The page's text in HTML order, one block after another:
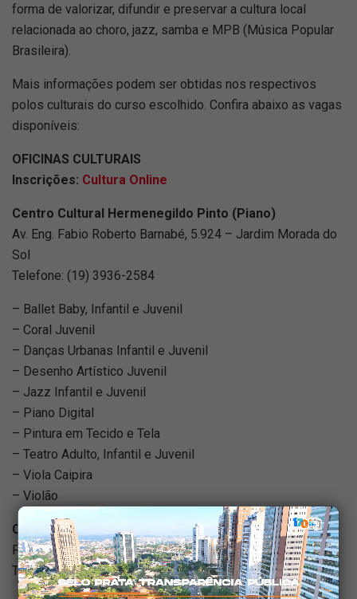
forma de valorizar, difundir e preservar a cultura local
relacionada ao choro, jazz, samba e MPB (Música Popular
Brasileira).
Mais informações podem ser obtidas nos respectivos
polos culturais do curso escolhido. Confira abaixo as vagas
disponíveis:
OFICINAS CULTURAIS
Inscrições: Cultura Online
Centro Cultural Hermenegildo Pinto (Piano)
Av. Eng. Fabio Roberto Barnabé, 5.924 – Jardim Morada do
Sol
Telefone: (19) 3936-2584
– Ballet Baby, Infantil e Juvenil
– Coral Juvenil
– Danças Urbanas Infantil e Juvenil
– Desenho Artístico Juvenil
– Jazz Infantil e Juvenil
– Piano Digital
– Pintura em Tecido e Tela
– Teatro Adulto, Infantil e Juvenil
– Viola Caipira
– Violão
Centro Cultural Wanderley Peres
Praça Dom Pedro II, s/nº – Centro
Telefone: (19) 3825-2056